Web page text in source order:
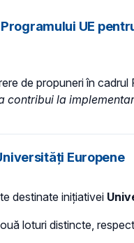
UE
de propuneri în cadrul
contribui la
Europene
destinate inițiativei
loturi distincte,